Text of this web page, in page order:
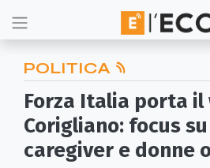
POLITICA
Forza Italia porta il
Corigliano: focus
caregiver e donne